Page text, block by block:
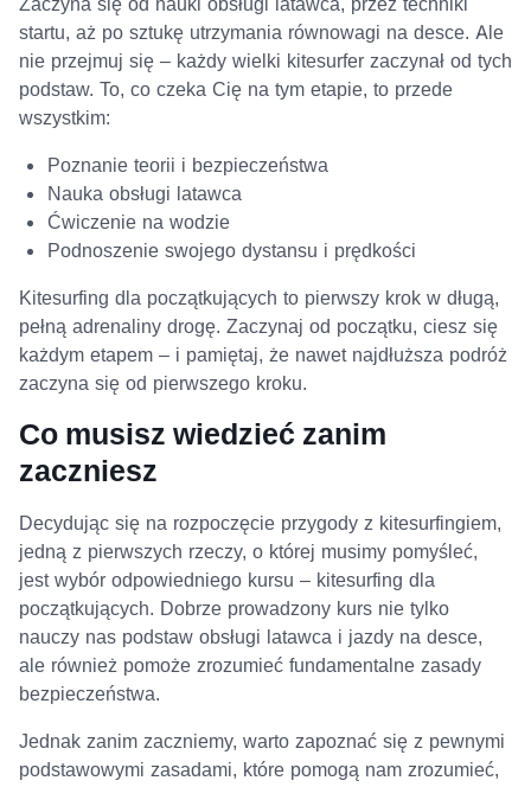
startu, aż po sztukę utrzymania równowagi na desce. Ale
nie przejmuj się – każdy wielki kitesurfer zaczynał od tych
podstaw. To, co czeka Cię na tym etapie, to przede
wszystkim:
Poznanie teorii i bezpieczeństwa
Nauka obsługi latawca
Ćwiczenie na wodzie
Podnoszenie swojego dystansu i prędkości
Kitesurfing dla początkujących to pierwszy krok w długą,
pełną adrenaliny drogę. Zaczynaj od początku, ciesz się
każdym etapem – i pamiętaj, że nawet najdłuższa podróż
zaczyna się od pierwszego kroku.
Co musisz wiedzieć zanim
zaczniesz
Decydując się na rozpoczęcie przygody z kitesurfingiem,
jedną z pierwszych rzeczy, o której musimy pomyśleć,
jest wybór odpowiedniego kursu – kitesurfing dla
początkujących. Dobrze prowadzony kurs nie tylko
nauczy nas podstaw obsługi latawca i jazdy na desce,
ale również pomoże zrozumieć fundamentalne zasady
bezpieczeństwa.
Jednak zanim zaczniemy, warto zapoznać się z pewnymi
podstawowymi zasadami, które pomogą nam zrozumieć,